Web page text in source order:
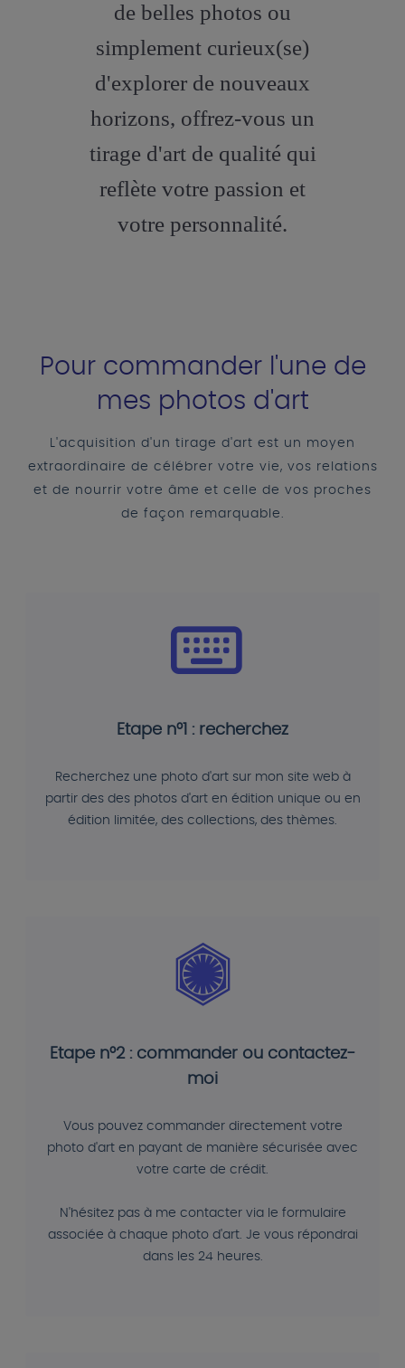
de belles photos ou
simplement curieux(se)
d'explorer de nouveaux
horizons, offrez-vous un
tirage d'art de qualité qui
reflète votre passion et
votre personnalité.
Pour commander l'une de
mes photos d'art
L'acquisition d'un tirage d'art est un moyen
extraordinaire de célébrer votre vie, vos relations
et de nourrir votre âme et celle de vos proches
de façon remarquable.
Etape n°1 : recherchez
Recherchez une photo d'art sur mon site web à
partir des des photos d'art en édition unique ou en
édition limitée, des collections, des thèmes.
Etape n°2 : commander ou contactez-
moi
Vous pouvez commander directement votre
photo d'art en payant de manière sécurisée avec
votre carte de crédit.
N'hésitez pas à me contacter via le formulaire
associée à chaque photo d'art. Je vous répondrai
dans les 24 heures.